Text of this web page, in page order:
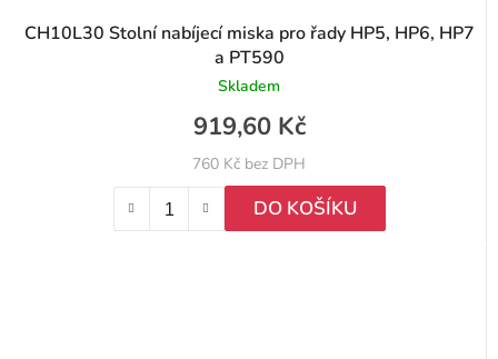
CH10L30 Stolní nabíjecí miska pro řady HP5, HP6, HP7
a PT590
Skladem
760 Kč bez DPH
919,60 Kč
DO KOŠÍKU